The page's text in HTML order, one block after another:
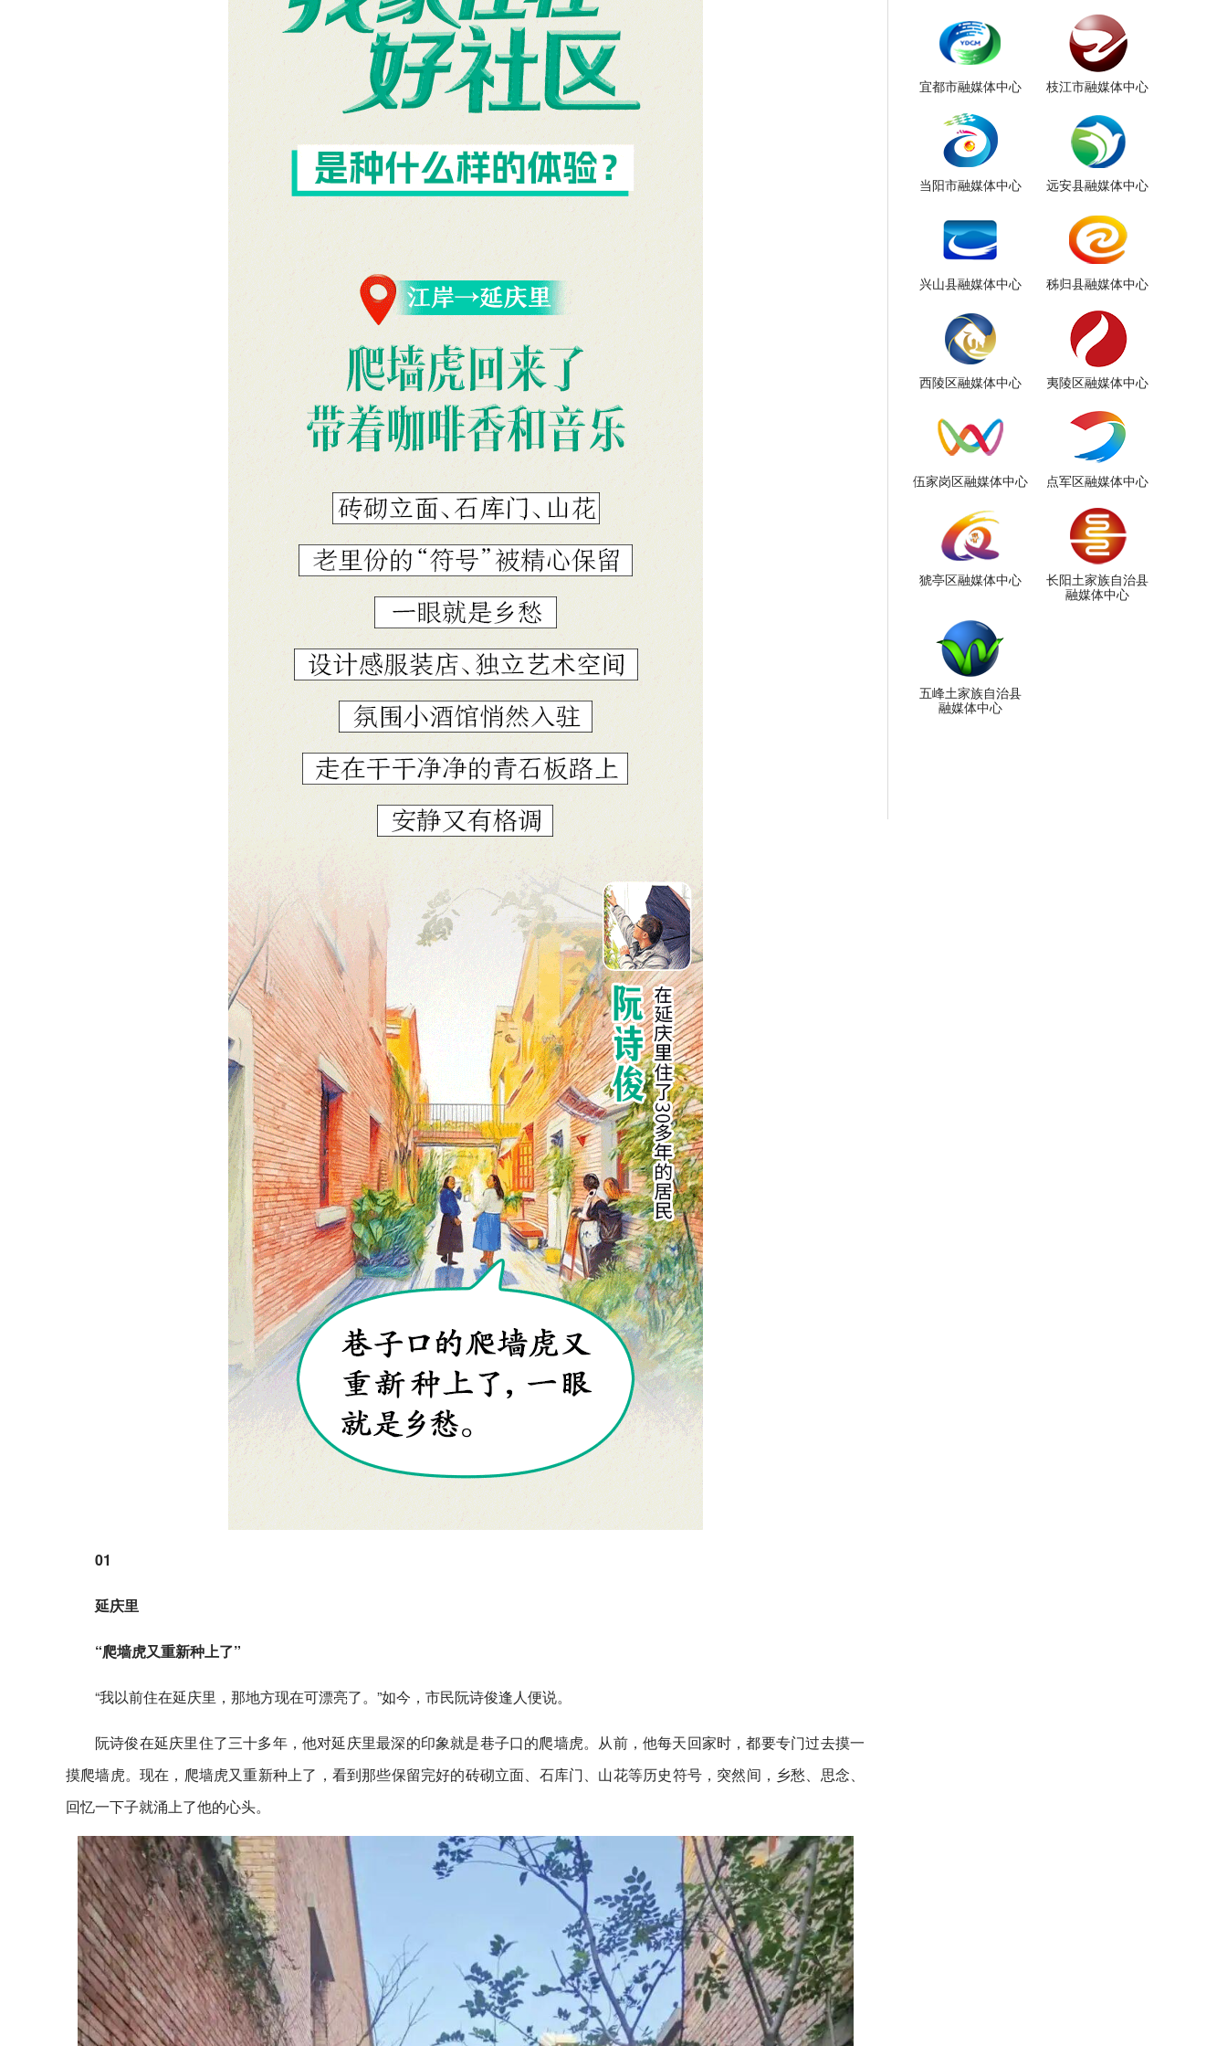
01
延庆里
“爬墙虎又重新种上了”
“我以前住在延庆里，那地方现在可漂亮了。”如今，市民阮诗俊逢人便说。
阮诗俊在延庆里住了三十多年，他对延庆里最深的印象就是巷子口的爬墙虎。从前，他每天回家时，都要专门过去摸一
摸爬墙虎。现在，爬墙虎又重新种上了，看到那些保留完好的砖砌立面、石库门、山花等历史符号，突然间，乡愁、思念、
回忆一下子就涌上了他的心头。
宜都市融媒体中心 枝江市融媒体中心
当阳市融媒体中心 远安县融媒体中心
兴山县融媒体中心 秭归县融媒体中心
西陵区融媒体中心 夷陵区融媒体中心
伍家岗区融媒体中心 点军区融媒体中心
猇亭区融媒体中心
长阳土家族自治县
融媒体中心
五峰土家族自治县
融媒体中心